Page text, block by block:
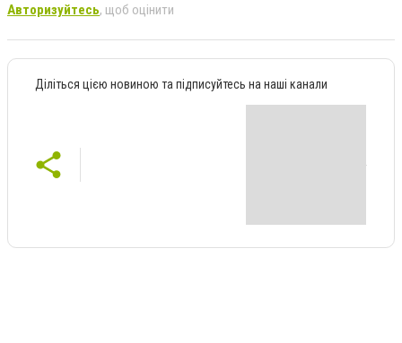
Авторизуйтесь, щоб оцінити
Діліться цією новиною та підписуйтесь на наші канали